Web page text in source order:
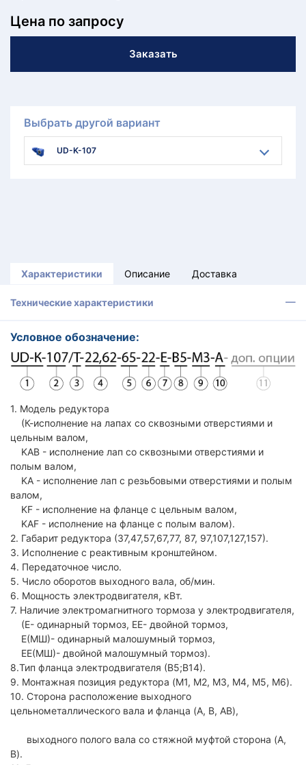
Цена по запросу
Заказать
Выбрать другой вариант
UD-K-107
Характеристики Описание Доставка
Технические характеристики
Условное обозначение:
1. Модель редуктора
(К-исполнение на лапах со сквозными отверстиями и
цельным валом,
KAB - исполнение лап со сквозными отверстиями и
полым валом,
KA - исполнение лап с резьбовыми отверстиями и полым
валом,
KF - исполнение на фланце с цельным валом,
KAF - исполнение на фланце с полым валом).
2. Габарит редуктора (37,47,57,67,77, 87, 97,107,127,157).
3. Исполнение с реактивным кронштейном.
4. Передаточное число.
5. Число оборотов выходного вала, об/мин.
6. Мощность электродвигателя, кВт.
7. Наличие электромагнитного тормоза у электродвигателя,
(Е- одинарный тормоз, ЕЕ- двойной тормоз,
Е(МШ)- одинарный малошумный тормоз,
ЕЕ(МШ)- двойной малошумный тормоз).
8.Тип фланца электродвигателя (В5;В14).
9. Монтажная позиция редуктора (M1, M2, M3, M4, M5, M6).
10. Сторона расположение выходного
цельнометаллического вала и фланца (A, B, AB),
выходного полого вала со стяжной муфтой сторона (A,
B).